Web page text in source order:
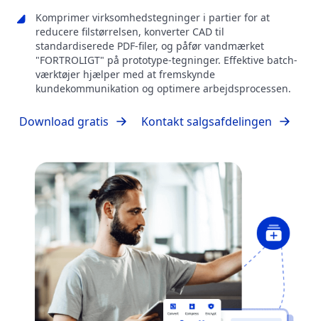
Komprimer virksomhedstegninger i partier for at
reducere filstørrelsen, konverter CAD til
standardiserede PDF-filer, og påfør vandmærket
"FORTROLIGT" på prototype-tegninger. Effektive batch-
værktøjer hjælper med at fremskynde
kundekommunikation og optimere arbejdsprocessen.
Download gratis Kontakt salgsafdelingen